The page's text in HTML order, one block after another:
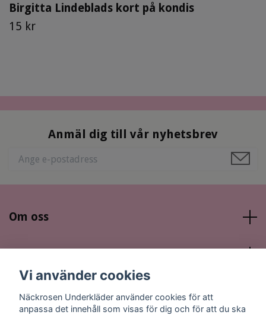
Birgitta Lindeblads kort på kondis
15 kr
Anmäl dig till vår nyhetsbrev
Om oss
Sociala medier
Vi använder cookies
Näckrosen Underkläder använder cookies för att
anpassa det innehåll som visas för dig och för att du ska